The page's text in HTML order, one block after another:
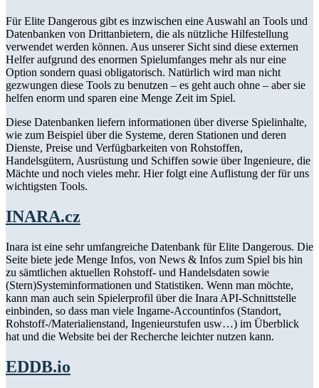
Für Elite Dangerous gibt es inzwischen eine Auswahl an Tools und
Datenbanken von Drittanbietern, die als nützliche Hilfestellung
verwendet werden können. Aus unserer Sicht sind diese externen
Helfer aufgrund des enormen Spielumfanges mehr als nur eine
Option sondern quasi obligatorisch. Natürlich wird man nicht
gezwungen diese Tools zu benutzen – es geht auch ohne – aber sie
helfen enorm und sparen eine Menge Zeit im Spiel.
Diese Datenbanken liefern informationen über diverse Spielinhalte,
wie zum Beispiel über die Systeme, deren Stationen und deren
Dienste, Preise und Verfügbarkeiten von Rohstoffen,
Handelsgütern, Ausrüstung und Schiffen sowie über Ingenieure, die
Mächte und noch vieles mehr. Hier folgt eine Auflistung der für uns
wichtigsten Tools.
INARA.cz
Inara ist eine sehr umfangreiche Datenbank für Elite Dangerous. Die
Seite biete jede Menge Infos, von News & Infos zum Spiel bis hin
zu sämtlichen aktuellen Rohstoff- und Handelsdaten sowie
(Stern)Systeminformationen und Statistiken. Wenn man möchte,
kann man auch sein Spielerprofil über die Inara API-Schnittstelle
einbinden, so dass man viele Ingame-Accountinfos (Standort,
Rohstoff-/Materialienstand, Ingenieurstufen usw…) im Überblick
hat und die Website bei der Recherche leichter nutzen kann.
EDDB.io